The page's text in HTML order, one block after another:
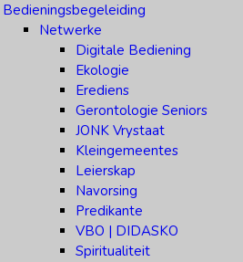
Bedieningsbegeleiding
Netwerke
Digitale Bediening
Ekologie
Erediens
Gerontologie Seniors
JONK Vrystaat
Kleingemeentes
Leierskap
Navorsing
Predikante
VBO | DIDASKO
Spiritualiteit